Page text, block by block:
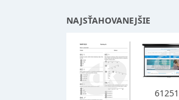
NAJSŤAHOVANEJŠIE